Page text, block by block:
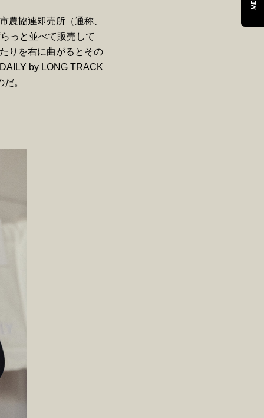
農協連即売所（通称、
っと並べて販売して
りを右に曲がるとその
by LONG TRACK
。